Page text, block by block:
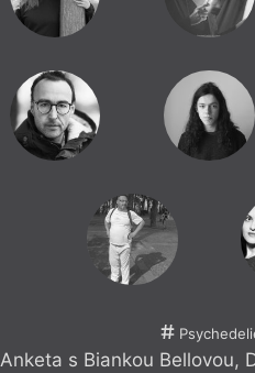
Anketa s Biankou Bellovou,